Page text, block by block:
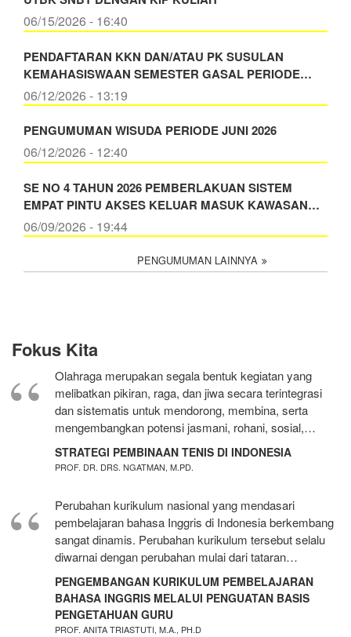
06/15/2026 - 16:40
PENDAFTARAN KKN DAN/ATAU PK SUSULAN
KEMAHASISWAAN SEMESTER GASAL PERIODE…
06/12/2026 - 13:19
PENGUMUMAN WISUDA PERIODE JUNI 2026
06/12/2026 - 12:40
SE NO 4 TAHUN 2026 PEMBERLAKUAN SISTEM
EMPAT PINTU AKSES KELUAR MASUK KAWASAN…
06/09/2026 - 19:44
PENGUMUMAN LAINNYA
Fokus Kita
Olahraga merupakan segala bentuk kegiatan yang
melibatkan pikiran, raga, dan jiwa secara terintegrasi
dan sistematis untuk mendorong, membina, serta
mengembangkan potensi jasmani, rohani, sosial,…
STRATEGI PEMBINAAN TENIS DI INDONESIA
PROF. DR. DRS. NGATMAN, M.PD.
Perubahan kurikulum nasional yang mendasari
pembelajaran bahasa Inggris di Indonesia berkembang
sangat dinamis. Perubahan kurikulum tersebut selalu
diwarnai dengan perubahan mulai dari tataran…
PENGEMBANGAN KURIKULUM PEMBELAJARAN
BAHASA INGGRIS MELALUI PENGUATAN BASIS
PENGETAHUAN GURU
PROF. ANITA TRIASTUTI, M.A., PH.D